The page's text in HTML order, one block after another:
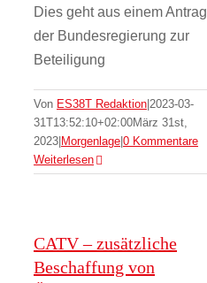
Dies geht aus einem Antrag
der Bundesregierung zur
Beteiligung
Von ES38T Redaktion 2023-03-
31T13:52:10+02:00März 31st,
2023 Morgenlage 0 Kommentare
Weiterlesen
CATV – zusätzliche
Beschaffung von